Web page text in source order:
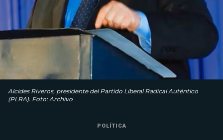
Alcides Riveros, presidente del Partido Liberal Radical Auténtico
(PLRA). Foto: Archivo
POLÍTICA